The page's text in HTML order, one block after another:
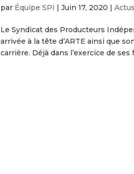
par Équipe SPI |Juin 17, 2020 |
Le Syndicat des Producteurs
arrivée à la tête d’ARTE ainsi que
carrière. Déjà dans l’exercice de ses